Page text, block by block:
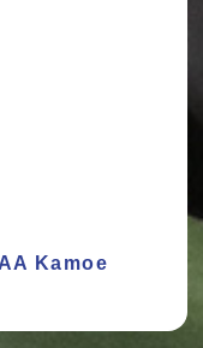
Kamoe